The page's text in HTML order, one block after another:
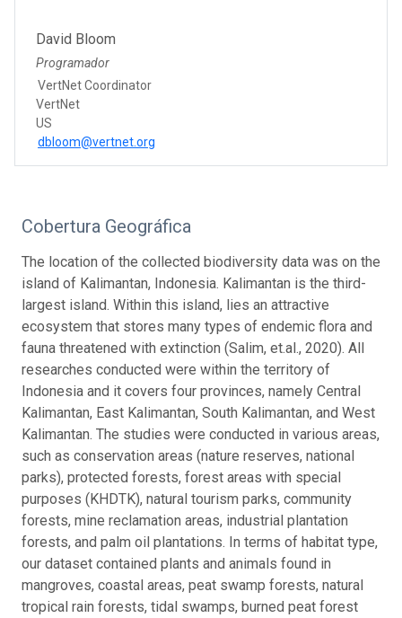
David Bloom
Programador
VertNet Coordinator
VertNet
US
dbloom@vertnet.org
Cobertura Geográfica
The location of the collected biodiversity data was on the
island of Kalimantan, Indonesia. Kalimantan is the third-
largest island. Within this island, lies an attractive
ecosystem that stores many types of endemic flora and
fauna threatened with extinction (Salim, et.al., 2020). All
researches conducted were within the territory of
Indonesia and it covers four provinces, namely Central
Kalimantan, East Kalimantan, South Kalimantan, and West
Kalimantan. The studies were conducted in various areas,
such as conservation areas (nature reserves, national
parks), protected forests, forest areas with special
purposes (KHDTK), natural tourism parks, community
forests, mine reclamation areas, industrial plantation
forests, and palm oil plantations. In terms of habitat type,
our dataset contained plants and animals found in
mangroves, coastal areas, peat swamp forests, natural
tropical rain forests, tidal swamps, burned peat forest